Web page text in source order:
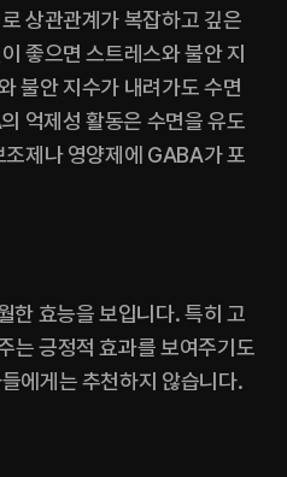
상관관계가 복잡하고 깊은
좋으면 스트레스와 불안 지
불안 지수가 내려가도 수면
억제성 활동은 수면을 유도
제나 영양제에 GABA가 포
한 효능을 보입니다. 특히 고
는 긍정적 효과를 보여주기도
에게는 추천하지 않습니다.